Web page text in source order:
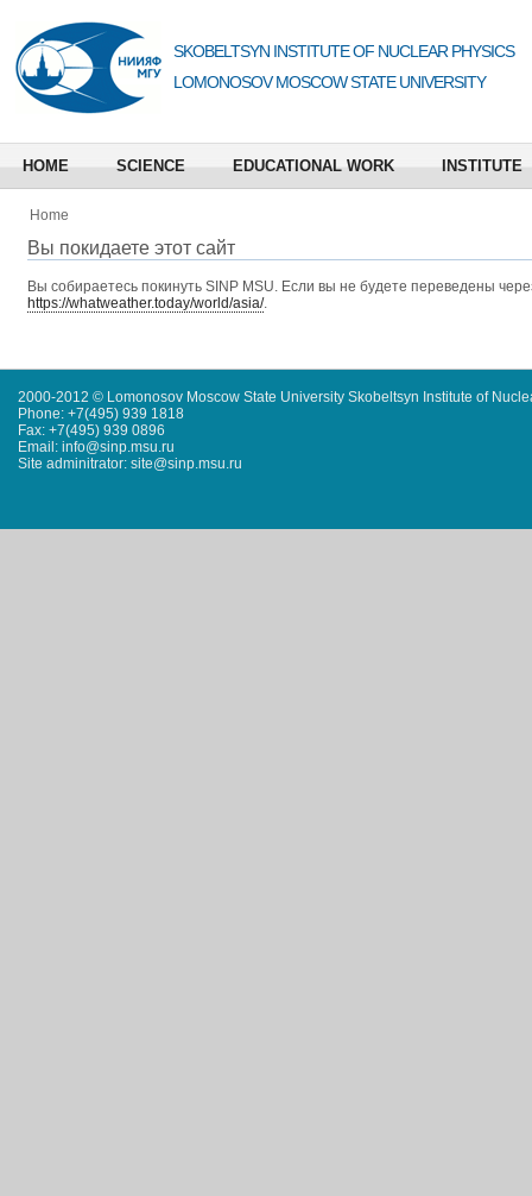
SKOBELTSYN INSTITUTE OF NUCLEAR PHYSICS
LOMONOSOV MOSCOW STATE UNIVERSITY
HOME SCIENCE EDUCATIONAL WORK INSTITUTE
Home
Вы покидаете этот сайт
Вы собираетесь покинуть SINP MSU. Если вы не будете переведены
https://whatweather.today/world/asia/.
2000-2012 © Lomonosov Moscow State University Skobeltsyn Institute of
Phone: +7(495) 939 1818
Fax: +7(495) 939 0896
Email: info@sinp.msu.ru
Site adminitrator: site@sinp.msu.ru